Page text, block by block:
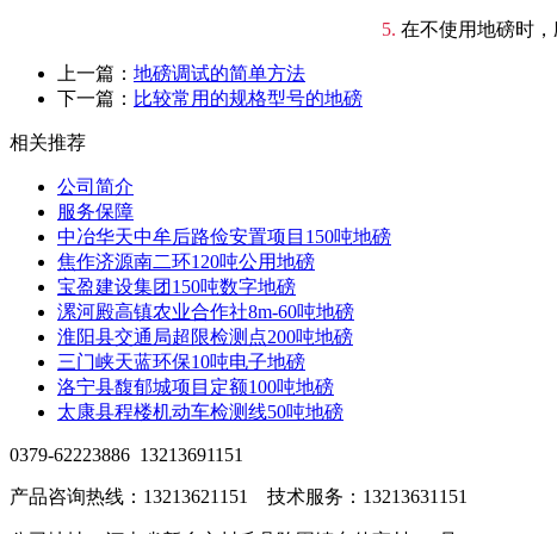
5. 在不使用地磅时
上一篇： 地磅调试的简单方法
下一篇： 比较常用的规格型号的地磅
相关推荐
公司简介
服务保障
中冶华天中牟后路俭安置项目150吨地磅
焦作济源南二环120吨公用地磅
宝盈建设集团150吨数字地磅
漯河殿高镇农业合作社8m-60吨地磅
淮阳县交通局超限检测点200吨地磅
三门峡天蓝环保10吨电子地磅
洛宁县馥郁城项目定额100吨地磅
太康县程楼机动车检测线50吨地磅
0379-62223886 13213691151
产品咨询热线：13213621151 技术服务：13213631151